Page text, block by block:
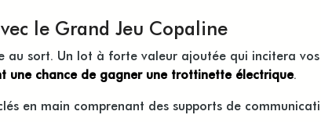
le Grand Jeu Copaline
au sort. Un lot à forte valeur ajoutée qui incitera
une chance de gagner une trottinette électrique.
en main comprenant des supports de